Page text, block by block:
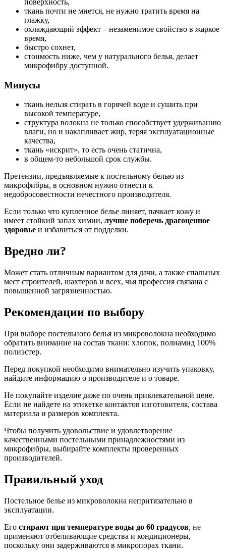
ткань почти не мнется, не нужно тратить время на
глажку,
охлаждающий эффект – незаменимое свойство в жаркое
время,
быстро сохнет,
стоимость ниже, чем у натурального белья, делает
микрофибру доступной.
Минусы
ткань нельзя стирать в горячей воде и сушить при
высокой температуре,
структура волокна не только способствует удерживанию
влаги, но и накапливает жир, теряя эксплуатационные
качества,
ткань «искрит», то есть очень статична,
в общем-то небольшой срок службы.
Претензии, предъявляемые к постельному белью из
микрофибры, в основном нужно отнести к
недобросовестности нечестного производителя.
Если только что купленное белье линяет, пачкает кожу и
имеет стойкий запах химии, лучше поберечь драгоценное
здоровье и избавиться от подделки.
Вредно ли?
Может стать отличным вариантом для дачи, а также спальных
мест строителей, шахтеров и всех, чья профессия связана с
повышенной загрязненностью.
Рекомендации по выбору
При выборе постельного белья из микроволокна необходимо
обратить внимание на состав ткани: хлопок, полиамид 100%
полиэстер.
Перед покупкой необходимо внимательно изучить упаковку,
найдите информацию о производителе и о товаре.
Не покупайте изделие даже по очень привлекательной цене.
Если не найдете на этикетке контактов изготовителя, состава
материала и размеров комплекта.
Чтобы получить удовольствие и удовлетворение
качественными постельными принадлежностями из
микрофибры, выбирайте комплекты проверенных
производителей.
Правильный уход
Постельное белье из микроволокна непритязательно в
эксплуатации.
Его стирают при температуре воды до 60 градусов, не
применяют отбеливающие средства и кондиционеры,
поскольку они задерживаются в микропорах ткани.